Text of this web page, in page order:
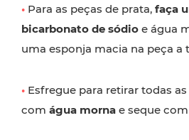
• Para as peças de prata, faça
bicarbonato de sódio e água
uma esponja macia na peça a
• Esfregue para retirar todas
com água morna e seque